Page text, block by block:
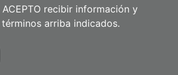
ACEPTO recibir información y
arriba indicados.